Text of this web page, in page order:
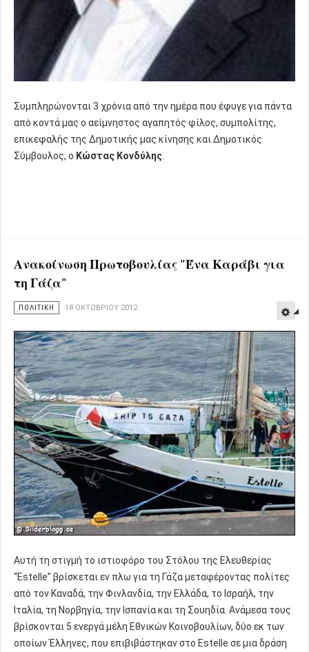
Συμπληρώνονται 3 χρόνια από την ημέρα που έφυγε για πάντα
από κοντά μας ο αείμνηστος αγαπητός φίλος, συμπολίτης,
επικεφαλής της Δημοτικής μας κίνησης και Δημοτικός
Σύμβουλος, ο Κώστας Κονδύλης
Ανακοίνωση Πρωτοβουλίας "Ένα Καράβι για
τη Γάζα"
ΠΟΛΙΤΙΚΗ 18 ΟΚΤΩΒΡΊΟΥ 2012
Αυτή τη στιγμή το ιστιοφόρο του Στόλου της Ελευθερίας
“Estelle” βρίσκεται εν πλω για τη Γάζα μεταφέροντας πολίτες
από τον Καναδά, την Φινλανδία, την Ελλάδα, το Ισραήλ, την
Ιταλία, τη Νορβηγία, την Ισπανία και τη Σουηδία. Ανάμεσα τους
βρίσκονται 5 ενεργά μέλη Εθνικών Κοινοβουλίων, δύο εκ των
οποίων Έλληνες, που επιβιβάστηκαν στο Estelle σε μια δράση